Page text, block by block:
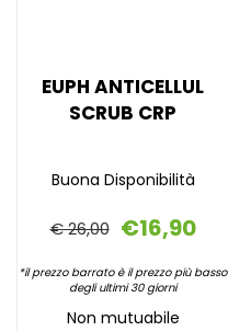
EUPH ANTICELLUL
SCRUB CRP
Buona Disponibilità
€ 26,00 €16,90
*il prezzo barrato è il prezzo più basso
degli ultimi 30 giorni
Non mutuabile